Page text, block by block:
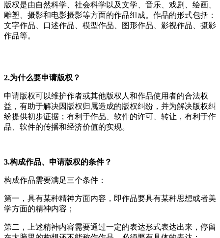
版权是由自然科学、社会科学以及文学、音乐、戏剧、绘画、
雕塑、摄影和电影摄影等方面的作品组成。作品的形式包括：
文字作品、口述作品、模型作品、图形作品、影视作品、摄影
作品等。
2.为什么要申请版权？
申请版权可以维护作者或其他版权人和作品使用者的合法权
益，有助于解决因版权归属造成的版权纠纷，并为解决版权纠
纷提供初步证据；有利于作品、软件的许可、转让，有利于作
品、软件的传播和经济价值的实现。
3.构成作品、申请版权的条件？
构成作品需要满足三个条件：
第一，具有某种精神方面内容，即作品要具有某种思想或者美
学方面的精神内容；
第二，上述精神内容需要通过一定的表达形式表达出来，停留